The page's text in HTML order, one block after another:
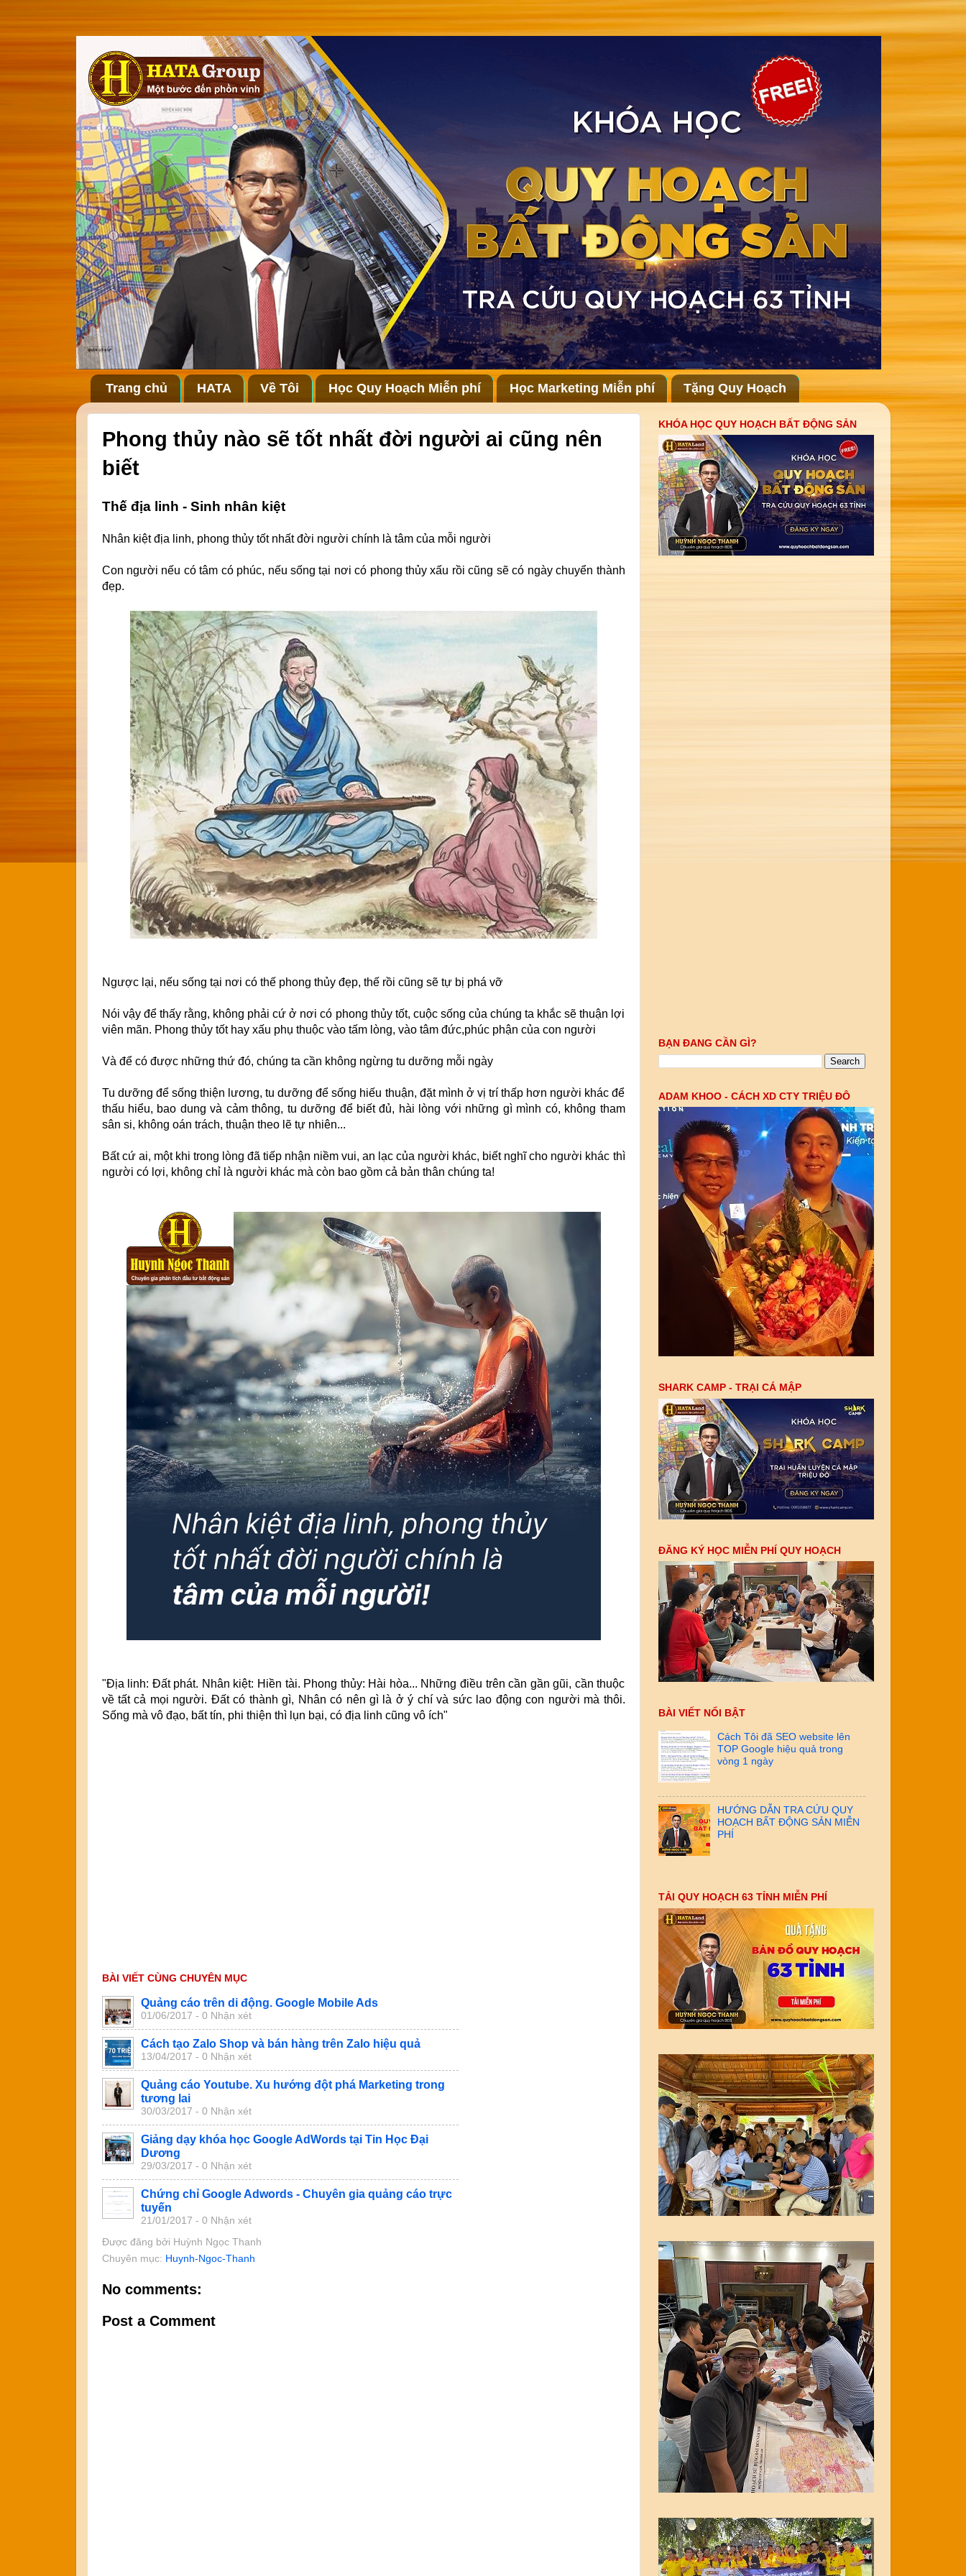
Trang chủ HATA Về Tôi Học Quy Hoạch Miễn phí Học Marketing Miễn phí Tặng Quy Hoạch
Phong thủy nào sẽ tốt nhất đời người ai cũng nên
biết
Thế địa linh - Sinh nhân kiệt
Nhân kiệt địa linh, phong thủy tốt nhất đời người chính là tâm của mỗi người
Con người nếu có tâm có phúc, nếu sống tại nơi có phong thủy xấu rồi cũng sẽ có ngày chuyển thành
đẹp.
Ngược lại, nếu sống tại nơi có thế phong thủy đẹp, thế rồi cũng sẽ tự bị phá vỡ
Nói vậy để thấy rằng, không phải cứ ở nơi có phong thủy tốt, cuộc sống của chúng ta khắc sẽ thuận lợi
viên mãn. Phong thủy tốt hay xấu phụ thuộc vào tấm lòng, vào tâm đức,phúc phận của con người
Và để có được những thứ đó, chúng ta cần không ngừng tu dưỡng mỗi ngày
Tu dưỡng để sống thiện lương, tu dưỡng để sống hiếu thuận, đặt mình ở vị trí thấp hơn người khác để
thấu hiểu, bao dung và cảm thông, tu dưỡng để biết đủ, hài lòng với những gì mình có, không tham
sân si, không oán trách, thuận theo lẽ tự nhiên...
Bất cứ ai, một khi trong lòng đã tiếp nhận niềm vui, an lạc của người khác, biết nghĩ cho người khác thì
người có lợi, không chỉ là người khác mà còn bao gồm cả bản thân chúng ta!
"Địa linh: Đất phát. Nhân kiệt: Hiền tài. Phong thủy: Hài hòa... Những điều trên cần gần gũi, cần thuộc
về tất cả mọi người. Đất có thành gì, Nhân có nên gì là ở ý chí và sức lao động con người mà thôi.
Sống mà vô đạo, bất tín, phi thiện thì lụn bại, có địa linh cũng vô ích"
BÀI VIẾT CÙNG CHUYÊN MỤC
Quảng cáo trên di động. Google Mobile Ads
01/06/2017 - 0 Nhận xét
Cách tạo Zalo Shop và bán hàng trên Zalo hiệu quả
13/04/2017 - 0 Nhận xét
Quảng cáo Youtube. Xu hướng đột phá Marketing trong
tương lai
30/03/2017 - 0 Nhận xét
Giảng dạy khóa học Google AdWords tại Tin Học Đại
Dương
29/03/2017 - 0 Nhận xét
Chứng chỉ Google Adwords - Chuyên gia quảng cáo trực
tuyến
21/01/2017 - 0 Nhận xét
Được đăng bởi Huỳnh Ngọc Thanh
Chuyên mục: Huynh-Ngoc-Thanh
No comments:
Post a Comment
KHÓA HỌC QUY HOẠCH BẤT ĐỘNG SẢN
BẠN ĐANG CẦN GÌ?
ADAM KHOO - CÁCH XD CTY TRIỆU ĐÔ
SHARK CAMP - TRẠI CÁ MẬP
ĐĂNG KÝ HỌC MIỄN PHÍ QUY HOẠCH
BÀI VIẾT NỔI BẬT
Cách Tôi đã SEO website lên
TOP Google hiệu quả trong
vòng 1 ngày
HƯỚNG DẪN TRA CỨU QUY
HOẠCH BẤT ĐỘNG SẢN MIỄN
PHÍ
TẢI QUY HOẠCH 63 TỈNH MIỄN PHÍ